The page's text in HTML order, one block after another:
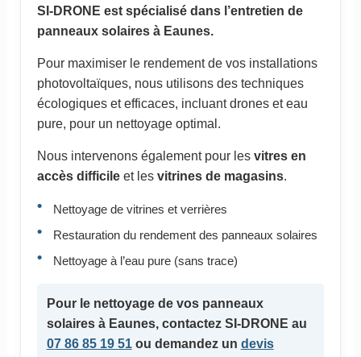
SI-DRONE est spécialisé dans l’entretien de
panneaux solaires à Eaunes.
Pour maximiser le rendement de vos installations
photovoltaïques, nous utilisons des techniques
écologiques et efficaces, incluant drones et eau
pure, pour un nettoyage optimal.
Nous intervenons également pour les vitres en
accès difficileet les vitrines de magasins.
Nettoyage de vitrines et verrières
Restauration du rendement des panneaux solaires
Nettoyage à l’eau pure (sans trace)
Pour le nettoyage de vos panneaux
solairesà Eaunes, contactez SI-DRONE au
07 86 85 19 51ou demandez un devis